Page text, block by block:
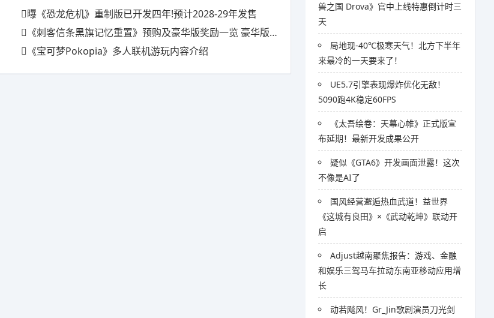
曝《恐龙危机》重制版已开发四年!预计2028-29年发售
《刺客信条黑旗记忆重置》预购及豪华版奖励一览 豪华版有什么
《宝可梦Pokopia》多人联机游玩内容介绍
兽之国 Drova》官中上线特惠倒计时三
天
局地现-40℃极寒天气！北方下半年
来最冷的一天要来了！
UE5.7引擎表现爆炸优化无敌！
5090跑4K稳定60FPS
《太吾绘卷：天幕心帷》正式版宣
布延期！最新开发成果公开
疑似《GTA6》开发画面泄露！这次
不像是AI了
国风经营邂逅热血武道！益世界
《这城有良田》×《武动乾坤》联动开
启
Adjust越南聚焦报告：游戏、金融
和娱乐三驾马车拉动东南亚移动应用增
长
​​动若飚风！Gr_Jin歌剧演员刀光剑